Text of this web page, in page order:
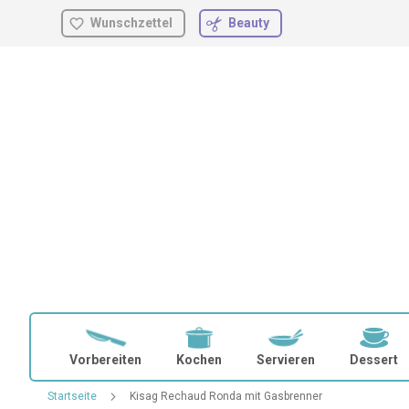
Zum
Wunschzettel Beauty
Vorbereiten Kochen Servieren Dessert
Startseite Kisag Rechaud Ronda mit Gasbrenner